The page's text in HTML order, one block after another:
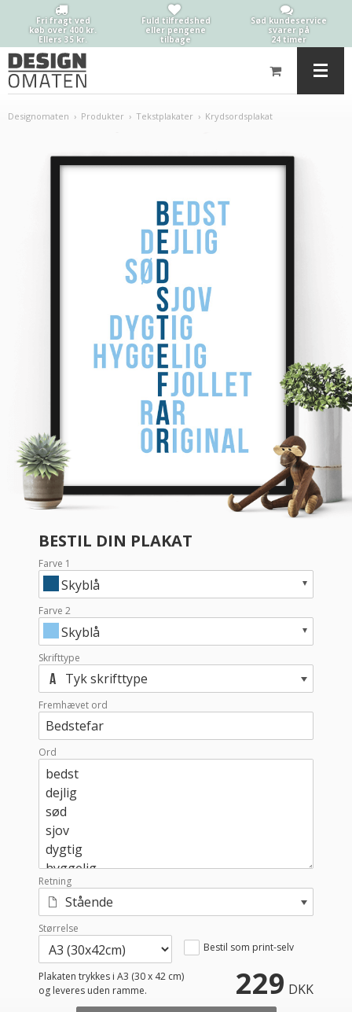
Fri fragt ved
køb over 400 kr.
Ellers 35 kr.
Fuld tilfredshed
eller pengene
tilbage
Sød kundeservice
svarer på
24 timer
Designomaten › Produkter › Tekstplakater › Krydsordsplakat
BESTIL DIN PLAKAT
Farve 1
Skyblå
Farve 2
Skyblå
Skrifttype
Tyk skrifttype
Fremhævet ord
Ord
Retning
Stående
Størrelse
Bestil som print-selv
Plakaten trykkes i A3 (30 x 42 cm)
og leveres uden ramme.
229 DKK